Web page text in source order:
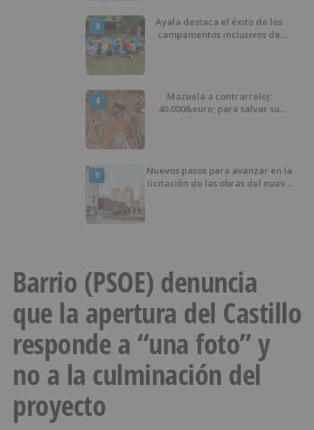
3
Ayala destaca el éxito de los
campamentos inclusivos de
4
Mazuela a contrarreloj:
40.000&euro; para salvar su
5
Nuevos pasos para avanzar en la
licitación de las obras del nuevo
Barrio (PSOE) denuncia
que la apertura del Castillo
responde a “una foto” y
no a la culminación del
proyecto